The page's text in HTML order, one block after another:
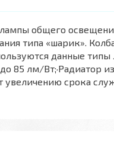
общего
типа «шарик».
данные
85 лм/Вт;·Радиатор
увеличению срока